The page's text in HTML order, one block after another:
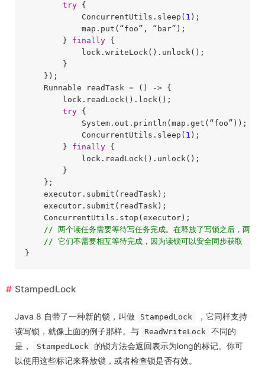
try {
            ConcurrentUtils.sleep(
1 );
            map.put(“foo”, “bar”);
        }
finally {
            lock.writeLock().unlock();
        }
    });
    Runnable readTask = () -> {
        lock.readLock().lock();
try {
            System.out.println(map.get(“foo”));
            ConcurrentUtils.sleep(
1 );
        }
finally {
            lock.readLock().unlock();
        }
    };
    executor.submit(readTask);
    executor.submit(readTask);
    ConcurrentUtils.stop(executor);
// 两个读任务需要等待写任务完成。在释放了写锁之后，两个
// 它们不需要相互等待完成，因为读锁可以安全同步获取
StampedLock
Java 8 自带了一种新的锁，叫做 StampedLock
，它同样支持
读写锁，就像上面的例子那样。与
ReadWriteLock 不同的
是，
StampedLock
的锁方法会返回表示为long的标记。你可
以使用这些标记来释放锁，或者检查锁是否有效。